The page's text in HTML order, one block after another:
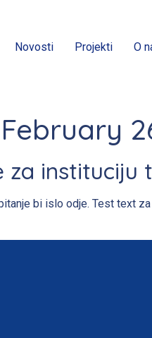
Novosti Projekti O
February
za instituciju
bi islo odje. Test text